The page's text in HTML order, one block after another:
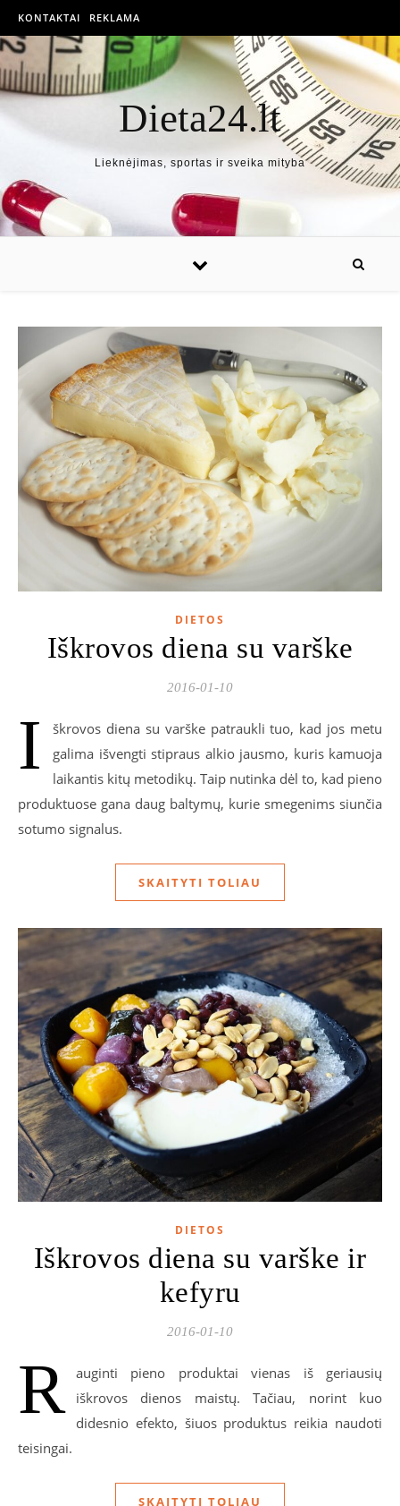
KONTAKTAI REKLAMA
Dieta24.lt
Lieknėjimas, sportas ir sveika mityba
DIETOS
Iškrovos diena su varške
2016-01-10
I
škrovos diena su varške patraukli tuo, kad jos metu
galima išvengti stipraus alkio jausmo, kuris kamuoja
laikantis kitų metodikų. Taip nutinka dėl to, kad pieno
produktuose gana daug baltymų, kurie smegenims siunčia
sotumo signalus.
SKAITYTI TOLIAU
DIETOS
Iškrovos diena su varške ir
kefyru
2016-01-10
R auginti pieno produktai vienas iš geriausių
iškrovos dienos maistų. Tačiau, norint kuo
didesnio efekto, šiuos produktus reikia naudoti
teisingai.
SKAITYTI TOLIAU